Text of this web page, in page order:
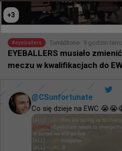
+1
#eyeballers TombStone 9 godzin
EYEBALLERS musiało
meczu w kwalifikacjach do
@CSunfortunate
Co się dzieje na EWC
+3